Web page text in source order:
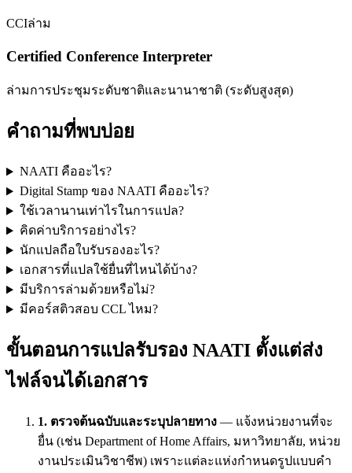
CCIล่าม
Certified Conference Interpreter
ล่ามการประชุมระดับชาติและนานาชาติ (ระดับสูงสุด)
คำถามที่พบบ่อย
NAATI คืออะไร?
Digital Stamp ของ NAATI คืออะไร?
ใช้เวลานานเท่าไรในการแปล?
คิดค่าบริการอย่างไร?
นักแปลถือใบรับรองอะไร?
เอกสารที่แปลใช้ยื่นที่ไหนได้บ้าง?
มีบริการล่ามด้วยหรือไม่?
มีคอร์สติวสอบ CCL ไหม?
ขั้นตอนการแปลรับรอง NAATI ตั้งแต่ส่ง
ไฟล์จนได้เอกสาร
1. ตรวจต้นฉบับและระบุปลายทาง — แจ้งหน่วยงานที่จะ
ยื่น (เช่น Department of Home Affairs, มหาวิทยาลัย, หน่วย
งานประเมินวิชาชีพ) เพราะแต่ละแห่งกำหนดรูปแบบคำ